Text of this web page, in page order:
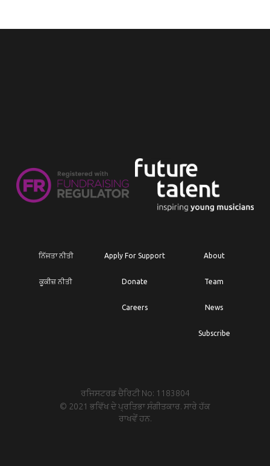
ਨਿੱਜਤਾ ਨੀਤੀ
ਕੂਕੀਜ਼ ਨੀਤੀ
Apply For Support
Donate
Careers
About
Team
News
Subscribe
ਰਜਿਸਟਰਡ ਚੈਰਿਟੀ No: 1183804
© 2021 ਭਵਿੱਖ ਦੇ ਪ੍ਰਤਿਭਾ ਸੰਗੀਤਕਾਰ. ਸਾਰੇ ਹੱਕ
ਰਾਖਵੇਂ ਹਨ.